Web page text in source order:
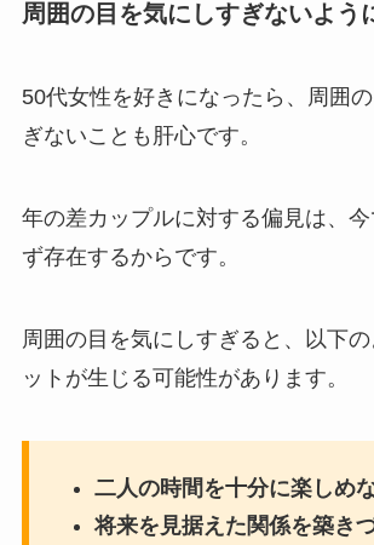
周囲の目を気にしすぎないよう
50代女性を好きになったら、周囲
ぎないことも肝心です。
年の差カップルに対する偏見は、
ず存在するからです。
周囲の目を気にしすぎると、以下
ットが生じる可能性があります。
二人の時間を十分に楽しめ
将来を見据えた関係を築き